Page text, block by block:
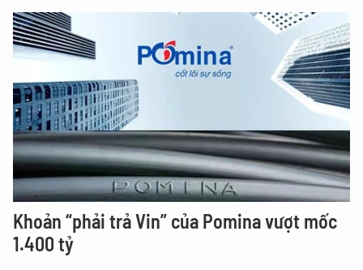
Khoản “phải trả Vin” của Pomina vượt mốc
1.400 tỷ